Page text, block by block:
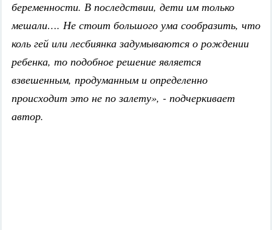
беременности. В последствии, дети им только
мешали…. Не стоит большого ума сообразить, что
коль гей или лесбиянка задумываются о рождении
ребенка, то подобное решение является
взвешенным, продуманным и определенно
происходит это не по залету», - подчеркивает
автор.